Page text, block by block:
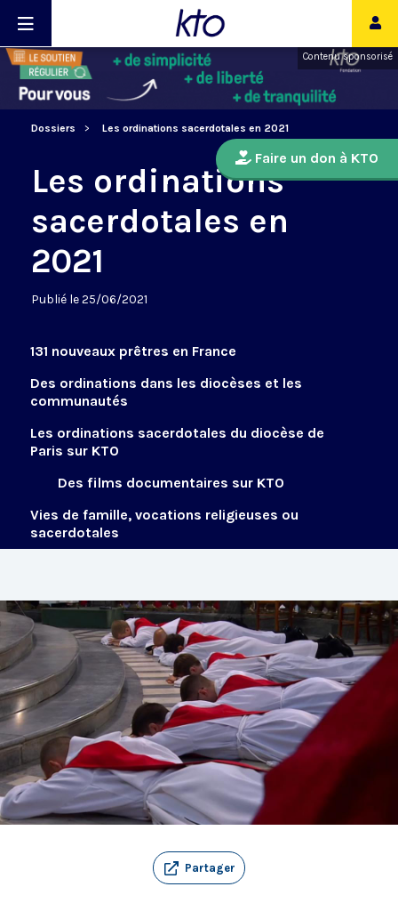
Contenu sponsorisé
Dossiers Les ordinations sacerdotales en 2021
Faire un don à KTO
Les ordinations
sacerdotales en
2021
Publié le 25/06/2021
131 nouveaux prêtres en France
Des ordinations dans les diocèses et les
communautés
Les ordinations sacerdotales du diocèse de
Paris sur KTO
Des films documentaires sur KTO
Vies de famille, vocations religieuses ou
sacerdotales
Partager